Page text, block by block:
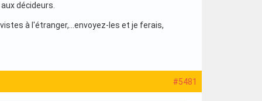
décideurs.
à l'étranger,...envoyez-les et je ferais,
#5481